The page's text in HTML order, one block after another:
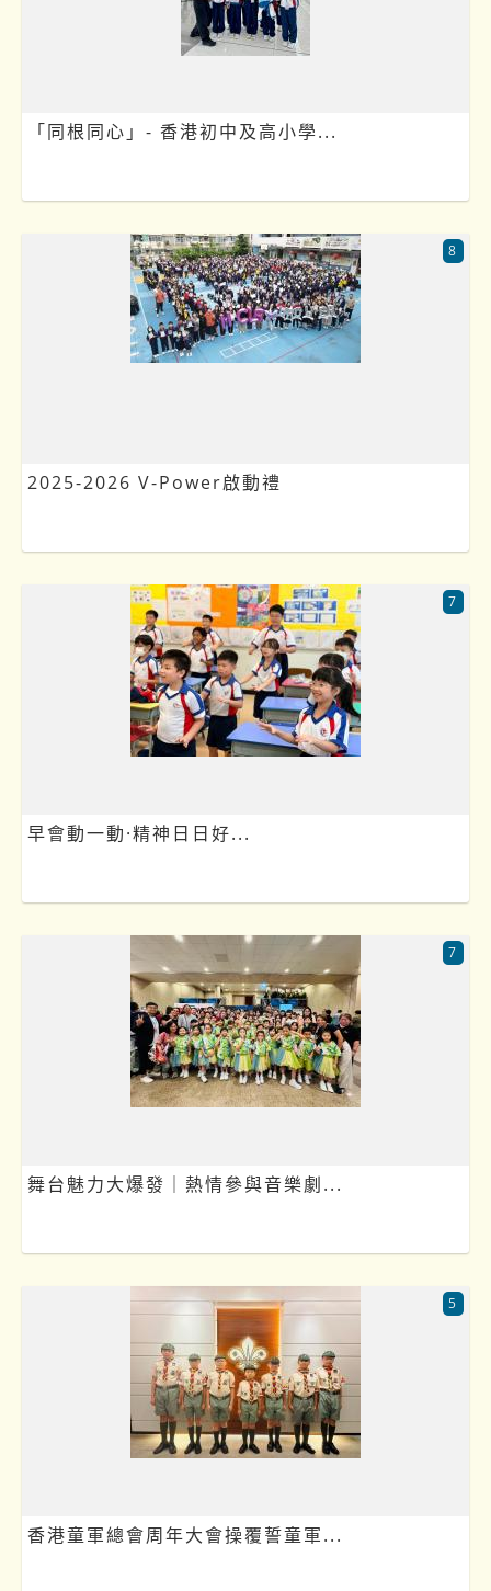
「同根同心」- 香港初中及高小學...
2025-2026 V-Power啟動禮
8
早會動一動·精神日日好...
7
舞台魅力大爆發｜熱情參與音樂劇...
7
香港童軍總會周年大會操覆誓童軍...
5